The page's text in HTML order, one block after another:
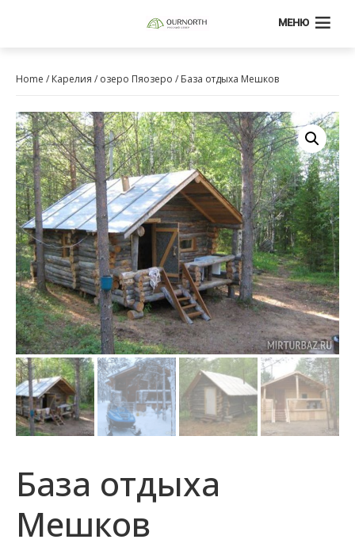
МЕНЮ
Home / Карелия / озеро Пяозеро / База отдыха Мешков
База отдыха
Мешков